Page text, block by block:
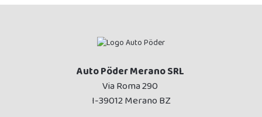
Auto Pöder Merano SRL
Via Roma 290
I-39012 Merano BZ